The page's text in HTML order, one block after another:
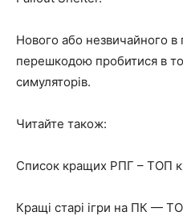
Нового або незвичайного в
перешкодою пробитися в
симуляторів.
Читайте також:
Список кращих РПГ – ТОП
Кращі старі ігри на ПК —